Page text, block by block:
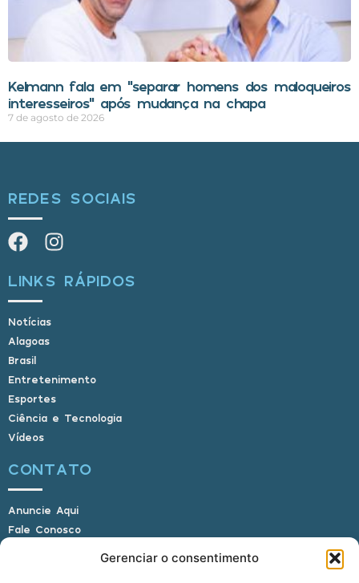
Gerenciar o consentimento
Kelmann fala em “separar homens dos maloqueiros
interesseiros” após mudança na chapa
7 de agosto de 2026
REDES SOCIAIS
LINKS RÁPIDOS
Notícias
Alagoas
Brasil
Entretenimento
Esportes
Ciência e Tecnologia
Vídeos
CONTATO
Anuncie Aqui
Fale Conosco